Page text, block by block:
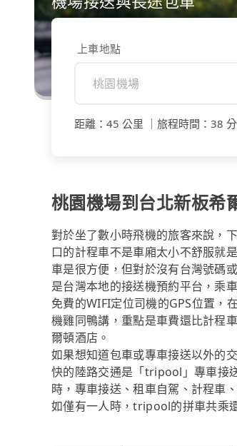
上車地點
距離 ： 45 公里 旅程時間 ： 38
桃園機場到台北新板希
對於坐了數小時飛機的旅客來說，
口的計程車不是車廂太小不舒服就
車是很方便，但對於沒有台灣號碼
是台灣本地的接送機預約平台，乘
免費的WIFI定位司機的GPS位置，
機雞同鴨講，重點是車費還比計程
爾頓酒店。
如果想知道包車或專車接送以外的
快的陸路交通是「tripool」專車接
時，專車接送、租車自駕、計程車
如僅有一人時，tripool的拼車共乘